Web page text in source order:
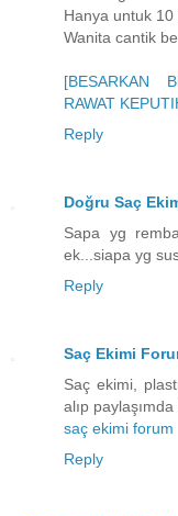
Hanya untuk 10
Wanita cantik
[BESARKAN
RAWAT
Reply
Doğru Saç
Sapa yg
ek...siapa yg
Reply
Saç Ekimi
Saç ekimi,
alıp
saç ekimi forum
Reply